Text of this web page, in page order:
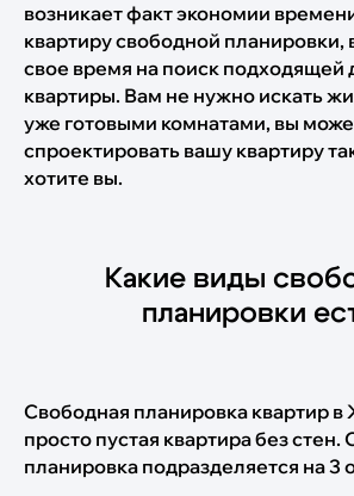
возникает факт экономии
квартиру свободной планировки,
свое время на поиск подходящей
квартиры. Вам не нужно искать
уже готовыми комнатами, вы
спроектировать вашу квартиру
хотите вы.
Какие виды
планировки
Свободная планировка квартир в
просто пустая квартира без стен.
планировка подразделяется на 3